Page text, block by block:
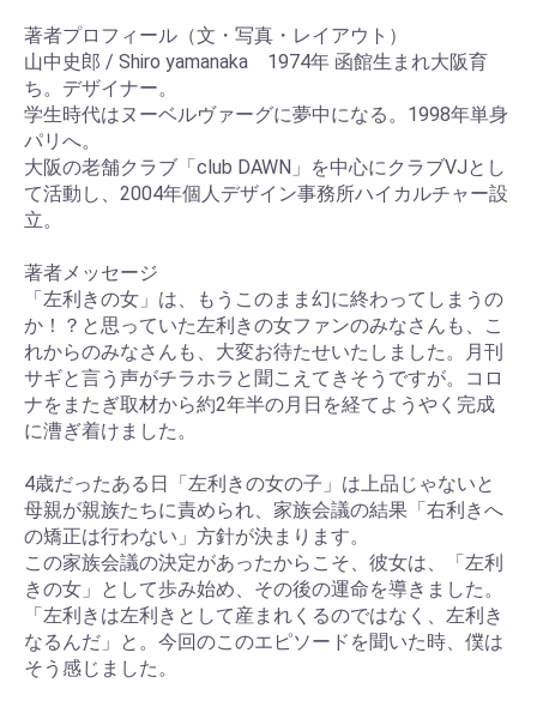
著者プロフィール（文・写真・レイアウト）
山中史郎 / Shiro yamanaka 1974年 函館生まれ大阪育
ち。デザイナー。
学生時代はヌーベルヴァーグに夢中になる。1998年単身
パリへ。
大阪の老舗クラブ「club DAWN」を中心にクラブVJとし
て活動し、2004年個人デザイン事務所ハイカルチャー設
立。
著者メッセージ
「左利きの女」は、もうこのまま幻に終わってしまうの
か！？と思っていた左利きの女ファンのみなさんも、こ
れからのみなさんも、大変お待たせいたしました。月刊
サギと言う声がチラホラと聞こえてきそうですが。コロ
ナをまたぎ取材から約2年半の月日を経てようやく完成
に漕ぎ着けました。
4歳だったある日「左利きの女の子」は上品じゃないと
母親が親族たちに責められ、家族会議の結果「右利きへ
の矯正は行わない」方針が決まります。
この家族会議の決定があったからこそ、彼女は、「左利
きの女」として歩み始め、その後の運命を導きました。
「左利きは左利きとして産まれくるのではなく、左利き
なるんだ」と。今回のこのエピソードを聞いた時、僕は
そう感じました。